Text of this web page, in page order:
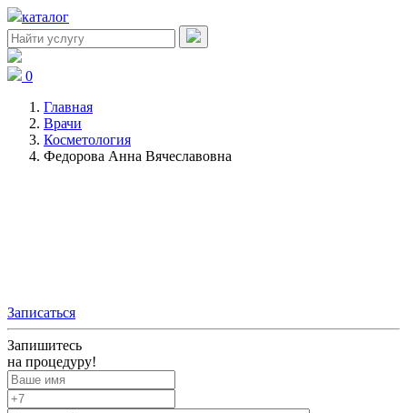
каталог
0
Главная
Врачи
Косметология
Федорова Анна Вячеславовна
Записаться
Запишитесь
на процедуру!